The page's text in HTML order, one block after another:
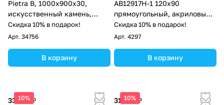
Pietra B, 1000x900x30,
искусственный камень,
черный
Скидка 10% в подарок!
Арт. 34756
В корзину
AB12917H-1 120х90
прямоугольный, акриловый,
белый
Скидка 10% в подарок!
Арт. 4297
В корзину
10%
33 015 ₽
10%
31 097 ₽